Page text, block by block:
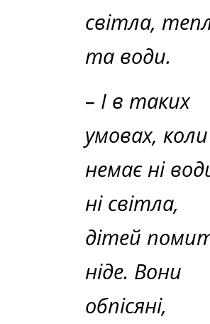
світла,
та води.
– І в таких
умовах, коли
немає ні
ні світла,
дітей
ніде. Вони
обпісяні,